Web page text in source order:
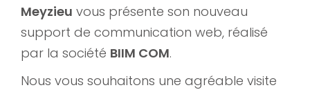
Meyzieu vous présente son nouveau
support de communication web, réalisé
par la société BIIM COM.
Nous vous souhaitons une agréable visite